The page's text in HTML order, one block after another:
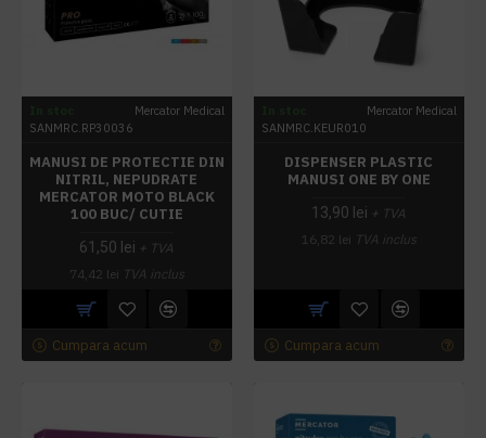
Mercator Medical
SANMRC.RP30036
MANUSI DE PROTECTIE DIN
NITRIL, NEPUDRATE
MERCATOR MOTO BLACK
100 BUC/ CUTIE
61,50 lei + TVA
74,42 lei TVA inclus
Cumpara acum
Mercator Medical
SANMRC.KEUR010
DISPENSER PLASTIC
MANUSI ONE BY ONE
13,90 lei + TVA
16,82 lei TVA inclus
Cumpara acum